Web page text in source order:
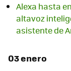
Alexa hasta
altavoz
asistente de
03 enero